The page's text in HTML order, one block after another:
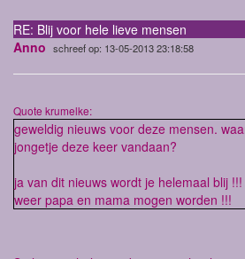
RE: Blij voor hele lieve mensen
Anno schreef op: 13-05-2013 23:18:58
Quote krumelke:
geweldig nieuws voor deze mensen.
jongetje deze keer vandaan?
ja van dit nieuws wordt je helemaal blij
weer papa en mama mogen worden !!!